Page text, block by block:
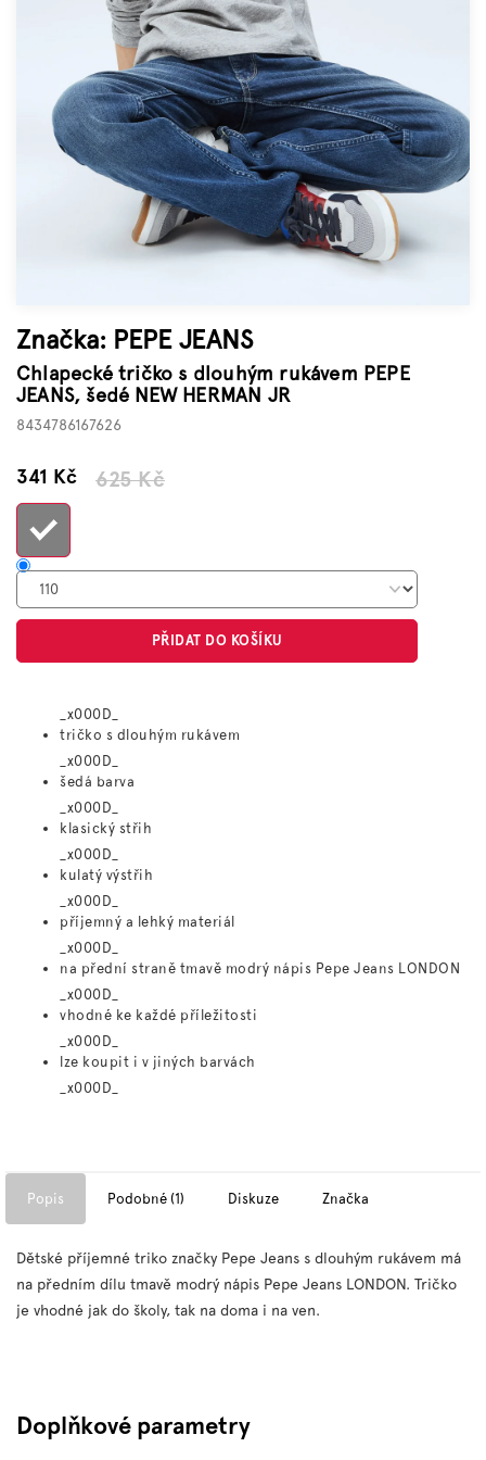
(CZK)
Přihlášení
Značka: PEPE JEANS
Chlapecké tričko s dlouhým rukávem PEPE
JEANS, šedé NEW HERMAN JR
8434786167626
625 Kč
341 KčMěrná
PŘIDAT DO KOŠÍKU
_x000D_
tričko s dlouhým rukávem
_x000D_
šedá barva
_x000D_
klasický střih
_x000D_
kulatý výstřih
_x000D_
příjemný a lehký materiál
_x000D_
na přední straně tmavě modrý nápis Pepe Jeans LONDON
_x000D_
vhodné ke každé příležitosti
_x000D_
lze koupit i v jiných barvách
_x000D_
Popis Podobné (1) Diskuze Značka
Dětské příjemné triko značky Pepe Jeans s dlouhým rukávem má
na předním dílu tmavě modrý nápis Pepe Jeans LONDON. Tričko
je vhodné jak do školy, tak na doma i na ven.
Doplňkové parametry